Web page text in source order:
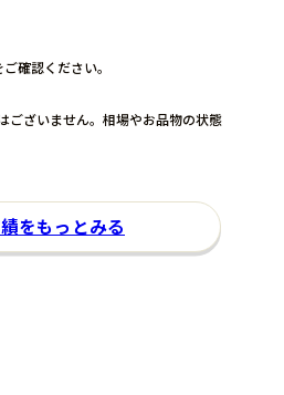
ご確認ください。
ございません。相場やお品物の状態
をもっとみる